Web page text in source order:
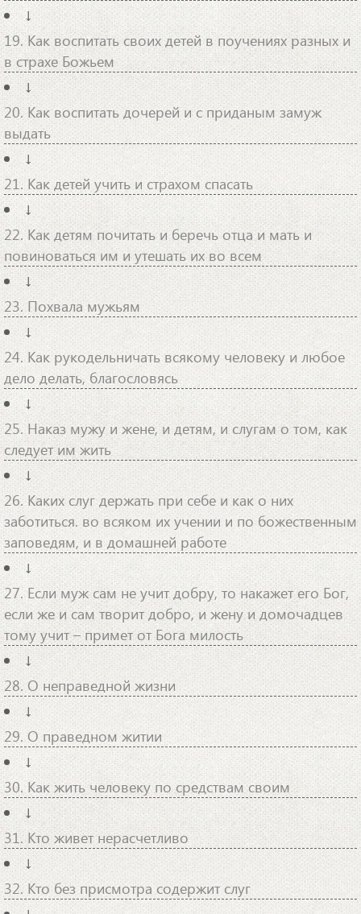
↓
19. Как воспитать своих детей в поучениях разных и
в страхе Божьем
↓
20. Как воспитать дочерей и с приданым замуж
выдать
↓
21. Как детей учить и страхом спасать
↓
22. Как детям почитать и беречь отца и мать и
повиноваться им и утешать их во всем
↓
23. Похвала мужьям
↓
24. Как рукодельничать всякому человеку и любое
дело делать, благословясь
↓
25. Наказ мужу и жене, и детям, и слугам о том, как
следует им жить
↓
26. Каких слуг держать при себе и как о них
заботиться. во всяком их учении и по божественным
заповедям, и в домашней работе
↓
27. Если муж сам не учит добру, то накажет его Бог,
если же и сам творит добро, и жену и домочадцев
тому учит – примет от Бога милость
↓
28. О неправедной жизни
↓
29. О праведном житии
↓
30. Как жить человеку по средствам своим
↓
31. Кто живет нерасчетливо
↓
32. Кто без присмотра содержит слуг